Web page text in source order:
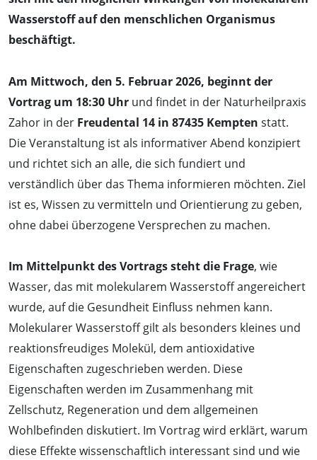
Wasserstoff auf den menschlichen Organismus
beschäftigt.
Am Mittwoch, den 5. Februar 2026, beginnt der
Vortrag um 18:30 Uhr und findet in der Naturheilpraxis
Zahor in der Freudental 14 in 87435 Kempten statt.
Die Veranstaltung ist als informativer Abend konzipiert
und richtet sich an alle, die sich fundiert und
verständlich über das Thema informieren möchten. Ziel
ist es, Wissen zu vermitteln und Orientierung zu geben,
ohne dabei überzogene Versprechen zu machen.
Im Mittelpunkt des Vortrags steht die Frage, wie
Wasser, das mit molekularem Wasserstoff angereichert
wurde, auf die Gesundheit Einfluss nehmen kann.
Molekularer Wasserstoff gilt als besonders kleines und
reaktionsfreudiges Molekül, dem antioxidative
Eigenschaften zugeschrieben werden. Diese
Eigenschaften werden im Zusammenhang mit
Zellschutz, Regeneration und dem allgemeinen
Wohlbefinden diskutiert. Im Vortrag wird erklärt, warum
diese Effekte wissenschaftlich interessant sind und wie